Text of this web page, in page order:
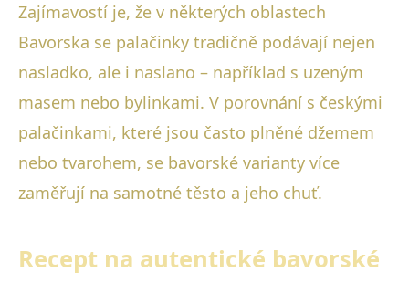
Zajímavostí je, že v některých oblastech
Bavorska se palačinky tradičně podávají nejen
nasladko, ale i naslano – například s uzeným
masem nebo bylinkami. V porovnání s českými
palačinkami, které jsou často plněné džemem
nebo tvarohem, se bavorské varianty více
zaměřují na samotné těsto a jeho chuť.
Recept na autentické bavorské